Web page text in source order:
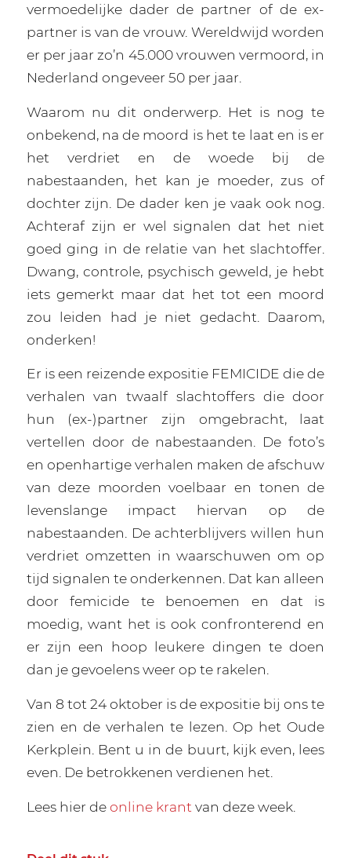
vermoedelijke dader de partner of de ex-
partner is van de vrouw. Wereldwijd worden
er per jaar zo’n 45.000 vrouwen vermoord, in
Nederland ongeveer 50 per jaar.
Waarom nu dit onderwerp. Het is nog te
onbekend, na de moord is het te laat en is er
het verdriet en de woede bij de
nabestaanden, het kan je moeder, zus of
dochter zijn. De dader ken je vaak ook nog.
Achteraf zijn er wel signalen dat het niet
goed ging in de relatie van het slachtoffer.
Dwang, controle, psychisch geweld, je hebt
iets gemerkt maar dat het tot een moord
zou leiden had je niet gedacht. Daarom,
onderken!
Er is een reizende expositie FEMICIDE die de
verhalen van twaalf slachtoffers die door
hun (ex-)partner zijn omgebracht, laat
vertellen door de nabestaanden. De foto’s
en openhartige verhalen maken de afschuw
van deze moorden voelbaar en tonen de
levenslange impact hiervan op de
nabestaanden. De achterblijvers willen hun
verdriet omzetten in waarschuwen om op
tijd signalen te onderkennen. Dat kan alleen
door femicide te benoemen en dat is
moedig, want het is ook confronterend en
er zijn een hoop leukere dingen te doen
dan je gevoelens weer op te rakelen.
Van 8 tot 24 oktober is de expositie bij ons te
zien en de verhalen te lezen. Op het Oude
Kerkplein. Bent u in de buurt, kijk even, lees
even. De betrokkenen verdienen het.
Lees hier deonline krant van deze week.